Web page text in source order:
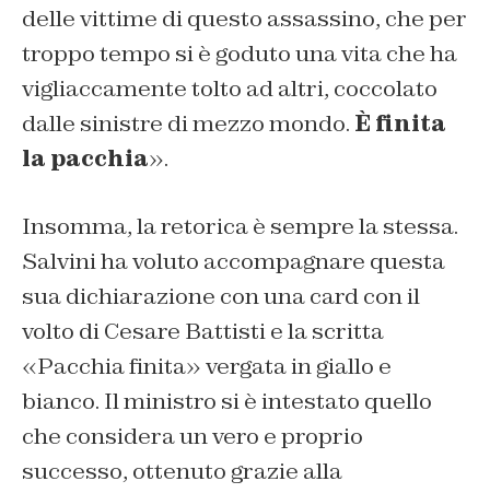
delle vittime di questo assassino, che per
troppo tempo si è goduto una vita che ha
vigliaccamente tolto ad altri, coccolato
dalle sinistre di mezzo mondo. È finita
la pacchia».
Insomma, la retorica è sempre la stessa.
Salvini ha voluto accompagnare questa
sua dichiarazione con una card con il
volto di Cesare Battisti e la scritta
«Pacchia finita» vergata in giallo e
bianco. Il ministro si è intestato quello
che considera un vero e proprio
successo, ottenuto grazie alla